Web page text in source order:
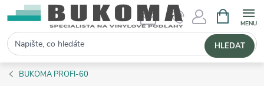
Hledat HLEDAT
BUKOMA PROFI-60